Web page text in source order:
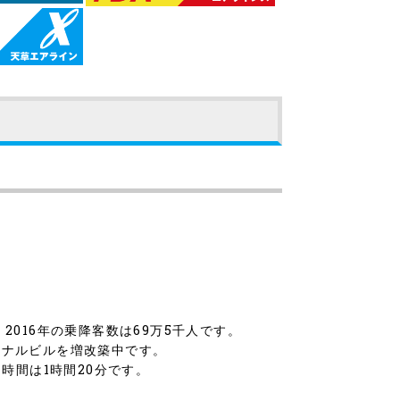
年の乗降客数は69万5千人です。
ルビルを増改築中です。
間は1時間20分です。